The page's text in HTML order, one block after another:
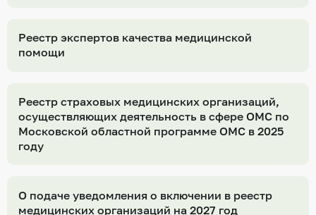
Реестр экспертов качества медицинской
помощи
Реестр страховых медицинских организаций,
осуществляющих деятельность в сфере ОМС по
Московской областной программе ОМС в 2025
году
О подаче уведомления о включении в реестр
медицинских организаций на 2027 год